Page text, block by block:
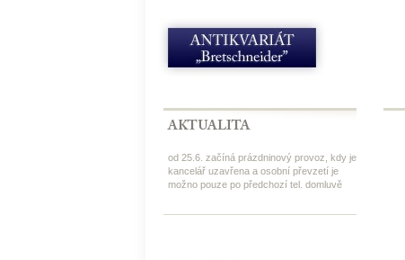
od 25.6. začíná prázdninový provoz, kdy je
kancelář uzavřena a osobní převzetí je
možno pouze po předchozí tel. domluvě